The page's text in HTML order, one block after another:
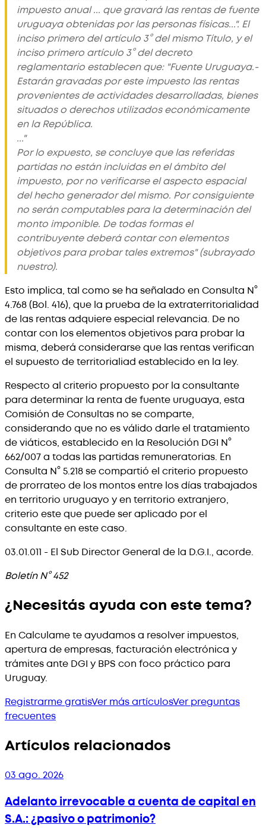
impuesto anual ... que gravará las rentas de fuente
uruguaya obtenidas por las personas físicas...". El
inciso primero del artículo 3° del mismo Título, y el
inciso primero artículo 3° del decreto
reglamentario establecen que: "Fuente Uruguaya.-
Estarán gravadas por este impuesto las rentas
provenientes de actividades desarrolladas, bienes
situados o derechos utilizados económicamente
en la República.
..."
Por lo expuesto, se concluye que las referidas
partidas no están incluidas en el ámbito del
impuesto, por no verificarse el aspecto espacial
del hecho generador del mismo. Por consiguiente
no serán computables para la determinación del
monto imponible. De todas formas el
contribuyente deberá contar con elementos
objetivos para probar tales extremos" (subrayado
nuestro).
Esto implica, tal como se ha señalado en Consulta N°
4.768 (Bol. 416), que la prueba de la extraterritorialidad
de las rentas adquiere especial relevancia. De no
contar con los elementos objetivos para probar la
misma, deberá considerarse que las rentas verifican
el supuesto de territorialiad establecido en la ley.
Respecto al criterio propuesto por la consultante
para determinar la renta de fuente uruguaya, esta
Comisión de Consultas no se comparte,
considerando que no es válido darle el tratamiento
de viáticos, establecido en la Resolución DGI N°
662/007 a todas las partidas remuneratorias. En
Consulta N° 5.218 se compartió el criterio propuesto
de prorrateo de los montos entre los días trabajados
en territorio uruguayo y en territorio extranjero,
criterio este que puede ser aplicado por el
consultante en este caso.
03.01.011 - El Sub Director General de la D.G.I., acorde.
Boletín N° 452
¿Necesitás ayuda con este tema?
En Calculame te ayudamos a resolver impuestos,
apertura de empresas, facturación electrónica y
trámites ante DGI y BPS con foco práctico para
Uruguay.
Registrarme gratisVer más artículosVer preguntas
frecuentes
Artículos relacionados
03 ago. 2026
Adelanto irrevocable a cuenta de capital en
S.A.: ¿pasivo o patrimonio?